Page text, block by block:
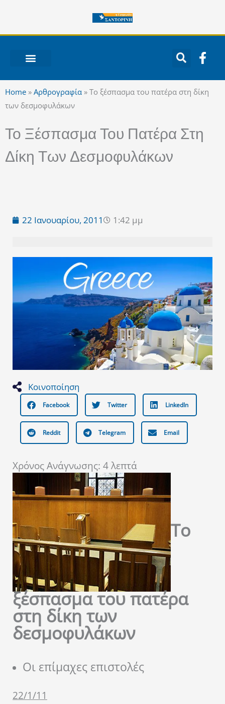
περιεχόμενο
F
a
e
b
k
-
Home » Αρθρογραφία » Το ξέσπασμα του πατέρα στη δίκη
των δεσμοφυλάκων
Το Ξέσπασμα Του Πατέρα Στη
Δίκη Των Δεσμοφυλάκων
22 Ιανουαρίου, 2011 1:42 μμ
Κοινοποίηση
Facebook Twitter LinkedIn
Reddit Telegram Email
Χρόνος Ανάγνωσης: 4λεπτά
Το
ξέσπασμα του πατέρα
στη δίκη των
δεσμοφυλάκων
Οι επίμαχες επιστολές
22/1/11